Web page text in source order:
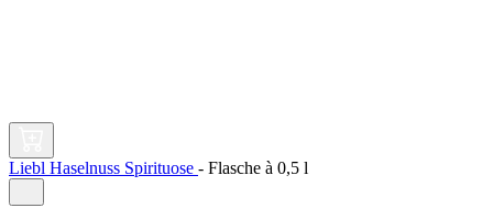
Liebl Haselnuss Spirituose - Flasche à 0,5 l